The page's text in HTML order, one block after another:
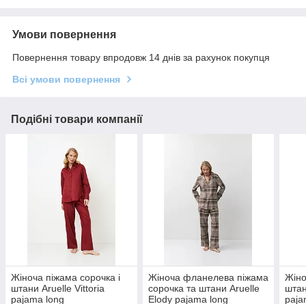
Умови повернення
Повернення товару впродовж 14 днів за рахунок покупця
Всі умови повернення
Подібні товари компанії
Жіноча піжама сорочка і
штани Aruelle Vittoria
pajama long
Жіноча фланелева піжама
сорочка та штани Aruelle
Elody pajama long